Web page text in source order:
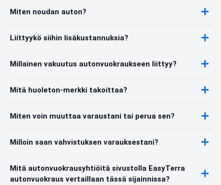
Miten noudan auton?
Liittyykö siihin lisäkustannuksia?
Millainen vakuutus autonvuokraukseen liittyy?
Mitä huoleton-merkki takoittaa?
Miten voin muuttaa varaustani tai perua sen?
Milloin saan vahvistuksen varauksestani?
Mitä autonvuokrausyhtiöitä sivustolla EasyTerra
autonvuokraus vertaillaan tässä sijainnissa?